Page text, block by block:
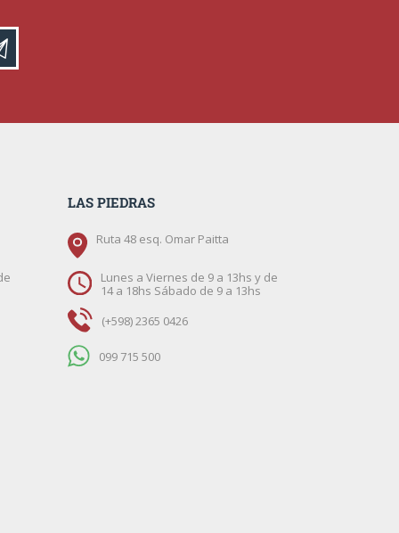
LAS PIEDRAS
Ruta 48 esq. Omar Paitta
Lunes a Viernes de 9 a 13hs y de
14 a 18hs Sábado de 9 a 13hs
(+598) 2365 0426
099 715 500